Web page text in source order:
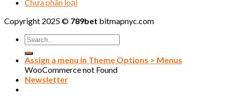
Chưa phân loại
Copyright 2025 © 789bet bitmapnyc.com
Assign a menu in Theme Options > Menus
WooCommerce not Found
Newsletter